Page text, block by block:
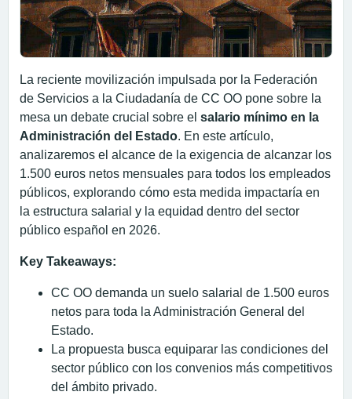
La reciente movilización impulsada por la Federación
de Servicios a la Ciudadanía de CC OO pone sobre la
mesa un debate crucial sobre el salario mínimo en la
Administración del Estado. En este artículo,
analizaremos el alcance de la exigencia de alcanzar los
1.500 euros netos mensuales para todos los empleados
públicos, explorando cómo esta medida impactaría en
la estructura salarial y la equidad dentro del sector
público español en 2026.
Key Takeaways:
CC OO demanda un suelo salarial de 1.500 euros
netos para toda la Administración General del
Estado.
La propuesta busca equiparar las condiciones del
sector público con los convenios más competitivos
del ámbito privado.